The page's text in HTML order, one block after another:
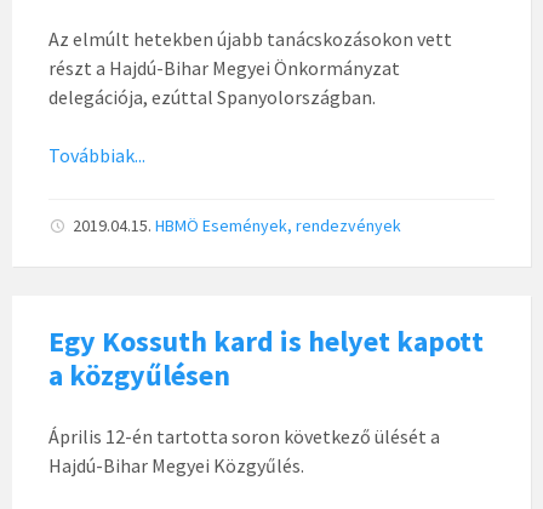
Az elmúlt hetekben újabb tanácskozásokon vett
részt a Hajdú-Bihar Megyei Önkormányzat
delegációja, ezúttal Spanyolországban.
Továbbiak...
2019.04.15. HBMÖ Események, rendezvények
Egy Kossuth kard is helyet kapott
a közgyűlésen
Április 12-én tartotta soron következő ülését a
Hajdú-Bihar Megyei Közgyűlés.